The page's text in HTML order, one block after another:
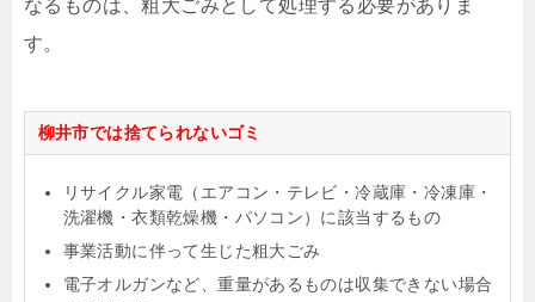
なるものは、粗大ごみとして処理する必要がありま
す。
柳井市では捨てられないゴミ
リサイクル家電（エアコン・テレビ・冷蔵庫・冷凍庫・
洗濯機・衣類乾燥機・パソコン）に該当するもの
事業活動に伴って生じた粗大ごみ
電子オルガンなど、重量があるものは収集できない場合